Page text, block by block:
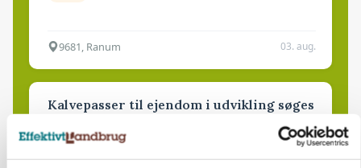
9681, Ranum 03. aug.
Kalvepasser til ejendom i udvikling søges
Kalve